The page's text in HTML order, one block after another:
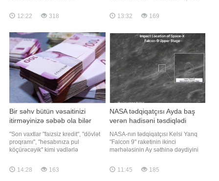
gətirib. Bu qərar universitetlərin
keyfiyyət standartlarına uyğunluğu,
maddi-texniki baza və digər
tələblərin nə dərəcədə vacib
olduğunu göstərir
12:22 318
Əliyev Fərman imzalayıb. Fərmana
əsasən, Media və Yayım Şurası
varisidir, onun hüquq və öhdəlikləri,
habelə əmlakı Şuraya keçir. Medi
13:32 169
Bir səhv bütün vəsaitinizi
itirməyinizə səbəb ola bilər
"Son vaxtlar "faizsiz kredit", "dövlət
proqramı", "hesabınıza pul
köçürəcəyik" kimi vədlərlə
məlumatlarını ələ keçirməyə çalışan
dələduzların sayı artır. Unutmayın ki,
14:28 163
NASA tədqiqatçısı Ayda baş
verən hadisəni təsdiqlədi
NASA-nın tədqiqatçısı Kelsi Yanq
"Falcon 9" raketinin ikinci
mərhələsinin Ay səthinə dəydiyini
onun açıqlamasının videosunu
yayımlayıb. Yanq bildirib ki,
11:45 185